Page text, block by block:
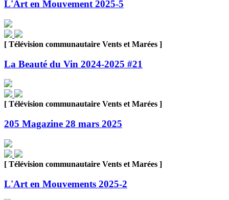
L'Art en Mouvement 2025-5
[ Télévision communautaire Vents et Marées ]
La Beauté du Vin 2024-2025 #21
[ Télévision communautaire Vents et Marées ]
205 Magazine 28 mars 2025
[ Télévision communautaire Vents et Marées ]
L'Art en Mouvements 2025-2